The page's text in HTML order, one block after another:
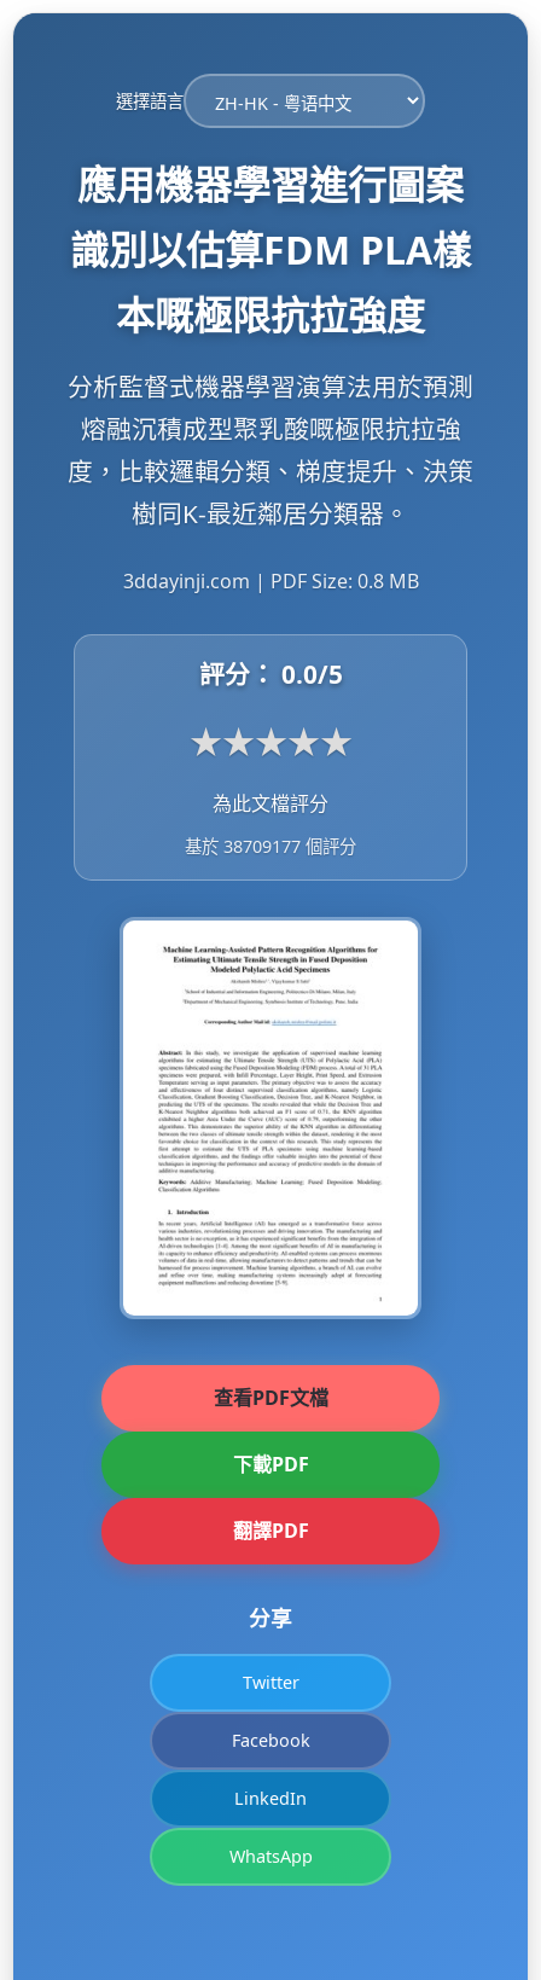
選擇語言
應用機器學習進行圖案
識別以估算FDM PLA樣
本嘅極限抗拉強度
分析監督式機器學習演算法用於預測
熔融沉積成型聚乳酸嘅極限抗拉強
度，比較邏輯分類、梯度提升、決策
樹同K-最近鄰居分類器。
3ddayinji.com | PDF Size: 0.8 MB
評分： 0.0/5
★★★★★
為此文檔評分
基於 38709177 個評分
查看PDF文檔
下載PDF
翻譯PDF
分享
Twitter
Facebook
LinkedIn
WhatsApp